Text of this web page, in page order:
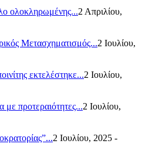
ολοκληρωμένης...2 Απριλίου,
Μετασχηματισμός...2 Ιουλίου,
εκτελέστηκε...2 Ιουλίου,
με προτεραιότητες...2 Ιουλίου,
2 Ιουλίου, 2025 -